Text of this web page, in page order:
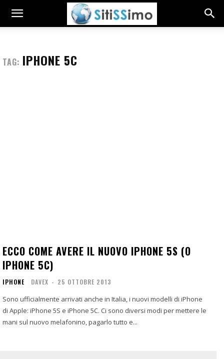
TAG: IPHONE 5C
ECCO COME AVERE IL NUOVO IPHONE 5S (O
IPHONE 5C)
IPHONE DAVEX - 25 OTTOBRE 2013
Sono ufficialmente arrivati anche in Italia, i nuovi modelli di iPhone
di Apple: iPhone 5S e iPhone 5C. Ci sono diversi modi per mettere le
mani sul nuovo melafonino, pagarlo tutto e...